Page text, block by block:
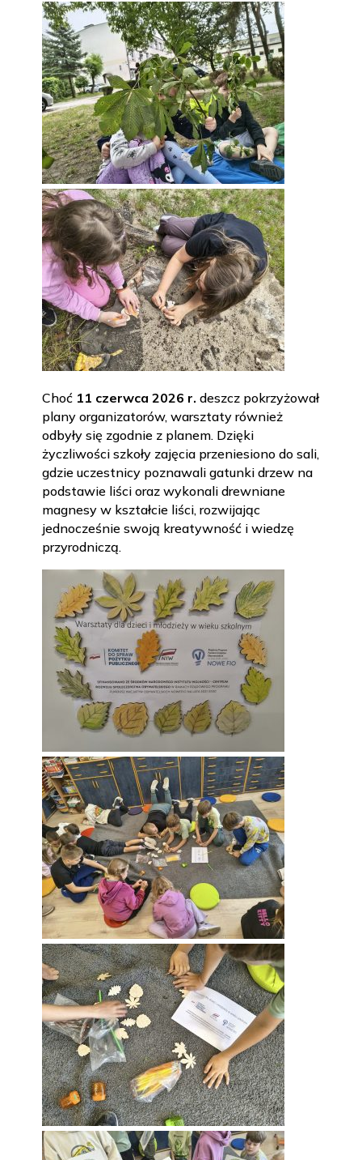
Choć 11 czerwca 2026 r. deszcz pokrzyżował
plany organizatorów, warsztaty również
odbyły się zgodnie z planem. Dzięki
życzliwości szkoły zajęcia przeniesiono do sali,
gdzie uczestnicy poznawali gatunki drzew na
podstawie liści oraz wykonali drewniane
magnesy w kształcie liści, rozwijając
jednocześnie swoją kreatywność i wiedzę
przyrodniczą.